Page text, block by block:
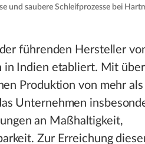
und saubere Schleifprozesse bei
führenden Hersteller
Indien etabliert. Mit
Produktion von mehr
Unternehmen
an Maßhaltigkeit,
Zur Erreichung